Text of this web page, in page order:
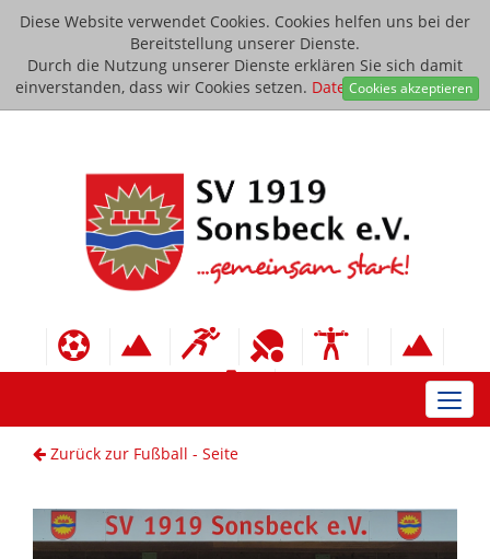
Diese Website verwendet Cookies. Cookies helfen uns bei der
Bereitstellung unserer Dienste.
Durch die Nutzung unserer Dienste erklären Sie sich damit
einverstanden, dass wir Cookies setzen. Datenschutzerklärung
Cookies akzeptieren
Zurück zur Fußball - Seite